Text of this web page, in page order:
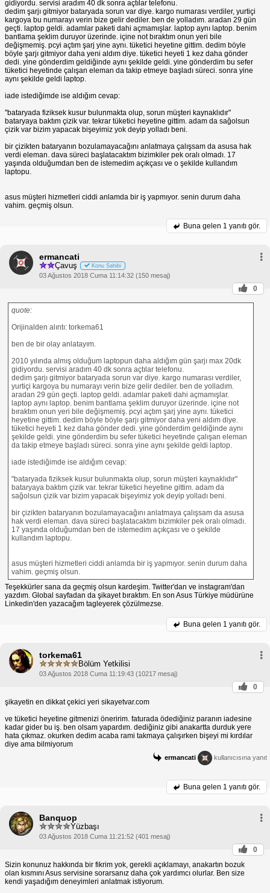
gidiyordu. servisi aradım 40 dk sonra açtılar telefonu.
dedim şarjı gitmiyor bataryada sorun var diye. kargo numarası verdiler, yurtiçi
kargoya bu numarayı verin bize gelir dediler. ben de yolladım. aradan 29 gün
geçti. laptop geldi. adamlar paketi dahi açmamışlar. laptop aynı laptop. benim
bantlama şeklim duruyor üzerinde. içine not bıraktım onun yeri bile
değişmemiş. pcyi açtım şarj yine aynı. tüketici heyetine gittim. dedim böyle
böyle şarjı gitmiyor daha yeni aldım diye. tüketici heyeti 1 kez daha gönder
dedi. yine gönderdim geldiğinde aynı şekilde geldi. yine gönderdim bu sefer
tüketici heyetinde çalışan eleman da takip etmeye başladı süreci. sonra yine
aynı şekilde geldi laptop.
iade istediğimde ise aldığım cevap:
"bataryada fiziksek kusur bulunmakta olup, sorun müşteri kaynaklıdır"
bataryaya baktım çizik var. tekrar tüketici heyetine gittim. adam da sağolsun
çizik var bizim yapacak bişeyimiz yok deyip yolladı beni.
bir çizikten bataryanın bozulamayacağını anlatmaya çalışsam da asusa hak
verdi eleman. dava süreci başlatacaktım bizimkiler pek oralı olmadı. 17
yaşında olduğumdan ben de istemedim açıkçası ve o şekilde kullandım
laptopu.
asus müşteri hizmetleri ciddi anlamda bir iş yapmıyor. senin durum daha
vahim. geçmiş olsun.
Buna gelen 1 yanıtı gör.
ermancati
Çavuş Konu Sahibi
03 Ağustos 2018 Cuma 11:14:32 (150 mesaj)
0
quote:
Orijinalden alıntı: torkema61
ben de bir olay anlatayım.
2010 yılında almış olduğum laptopun daha aldığım gün şarjı max 20dk
gidiyordu. servisi aradım 40 dk sonra açtılar telefonu.
dedim şarjı gitmiyor bataryada sorun var diye. kargo numarası verdiler,
yurtiçi kargoya bu numarayı verin bize gelir dediler. ben de yolladım.
aradan 29 gün geçti. laptop geldi. adamlar paketi dahi açmamışlar.
laptop aynı laptop. benim bantlama şeklim duruyor üzerinde. içine not
bıraktım onun yeri bile değişmemiş. pcyi açtım şarj yine aynı. tüketici
heyetine gittim. dedim böyle böyle şarjı gitmiyor daha yeni aldım diye.
tüketici heyeti 1 kez daha gönder dedi. yine gönderdim geldiğinde aynı
şekilde geldi. yine gönderdim bu sefer tüketici heyetinde çalışan eleman
da takip etmeye başladı süreci. sonra yine aynı şekilde geldi laptop.
iade istediğimde ise aldığım cevap:
"bataryada fiziksek kusur bulunmakta olup, sorun müşteri kaynaklıdır"
bataryaya baktım çizik var. tekrar tüketici heyetine gittim. adam da
sağolsun çizik var bizim yapacak bişeyimiz yok deyip yolladı beni.
bir çizikten bataryanın bozulamayacağını anlatmaya çalışsam da asusa
hak verdi eleman. dava süreci başlatacaktım bizimkiler pek oralı olmadı.
17 yaşında olduğumdan ben de istemedim açıkçası ve o şekilde
kullandım laptopu.
asus müşteri hizmetleri ciddi anlamda bir iş yapmıyor. senin durum daha
vahim. geçmiş olsun.
Teşekkürler sana da geçmiş olsun kardeşim. Twitter'dan ve instagram'dan
yazdım. Global sayfadan da şikayet bıraktım. En son Asus Türkiye müdürüne
Linkedin'den yazacağım tagleyerek çözülmezse.
Buna gelen 1 yanıtı gör.
torkema61
Bölüm Yetkilisi
03 Ağustos 2018 Cuma 11:19:43 (10217 mesaj)
0
şikayetin en dikkat çekici yeri sikayetvar.com
ve tüketici heyetine gitmenizi öneririm. faturada ödediğiniz paranın iadesine
kadar gider bu iş. ben olsam yapardım. dediğiniz gibi anakartta durduk yere
hata çıkmaz. okurken dedim acaba rami takmaya çalışırken bişeyi mi kırdılar
diye ama bilmiyorum
ermancati kullanıcısına yanıt
Buna gelen 1 yanıtı gör.
Banquop
Yüzbaşı
03 Ağustos 2018 Cuma 11:21:52 (401 mesaj)
0
Sizin konunuz hakkında bir fikrim yok, gerekli açıklamayı, anakartın bozuk
olan kısmını Asus servisine sorarsanız daha çok yardımcı olurlar. Ben size
kendi yaşadığım deneyimleri anlatmak istiyorum.